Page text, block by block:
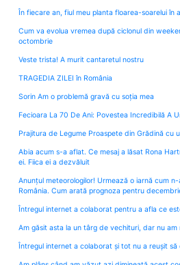
În fiecare an, fiul meu planta floarea-soarelui în
Cum va evolua vremea după ciclonul din
octombrie
Veste trista! A murit cantaretul nostru
TRAGEDIA ZILEI în România
Sorin Am o problemă gravă cu soția mea
Fecioara La 70 De Ani: Povestea Incredibilă A
Prajitura de Legume Proaspete din Grădină cu
Abia acum s-a aflat. Ce mesaj a lăsat Rona
ei. Fiica ei a dezvăluit
Anunțul meteorologilor! Urmează o iarnă cum
România. Cum arată prognoza pentru
Întregul internet a colaborat pentru a afla ce
Am găsit asta la un târg de vechituri, dar nu
Întregul internet a colaborat și tot nu a reușit să